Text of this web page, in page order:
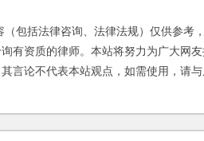
括法律咨询、法律法规）仅供参考，
有资质的律师。本站将努力为广大网
言论不代表本站观点，如需使用，请